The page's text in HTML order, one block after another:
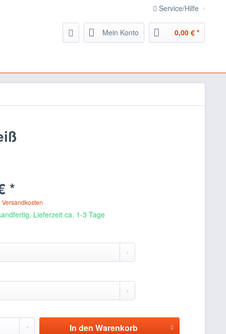
Service/Hilfe
Mein Konto 0,00 € *
*
Versandkosten
Lieferzeit ca. 1-3 Tage
In den Warenkorb